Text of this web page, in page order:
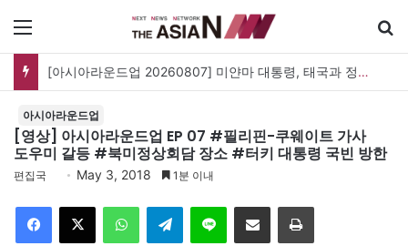
[아시아라운드업 20260807] 미얀마 대통령, 태국과 정상회담…아세안 관계개선 모색
아시아라운드업
[영상] 아시아라운드업 EP 07 #필리핀-쿠웨이트 가사
도우미 갈등 #북미정상회담 장소 #터키 대통령 국빈 방한
편집국 May 3, 2018 1분 이내
Telegram 이메일